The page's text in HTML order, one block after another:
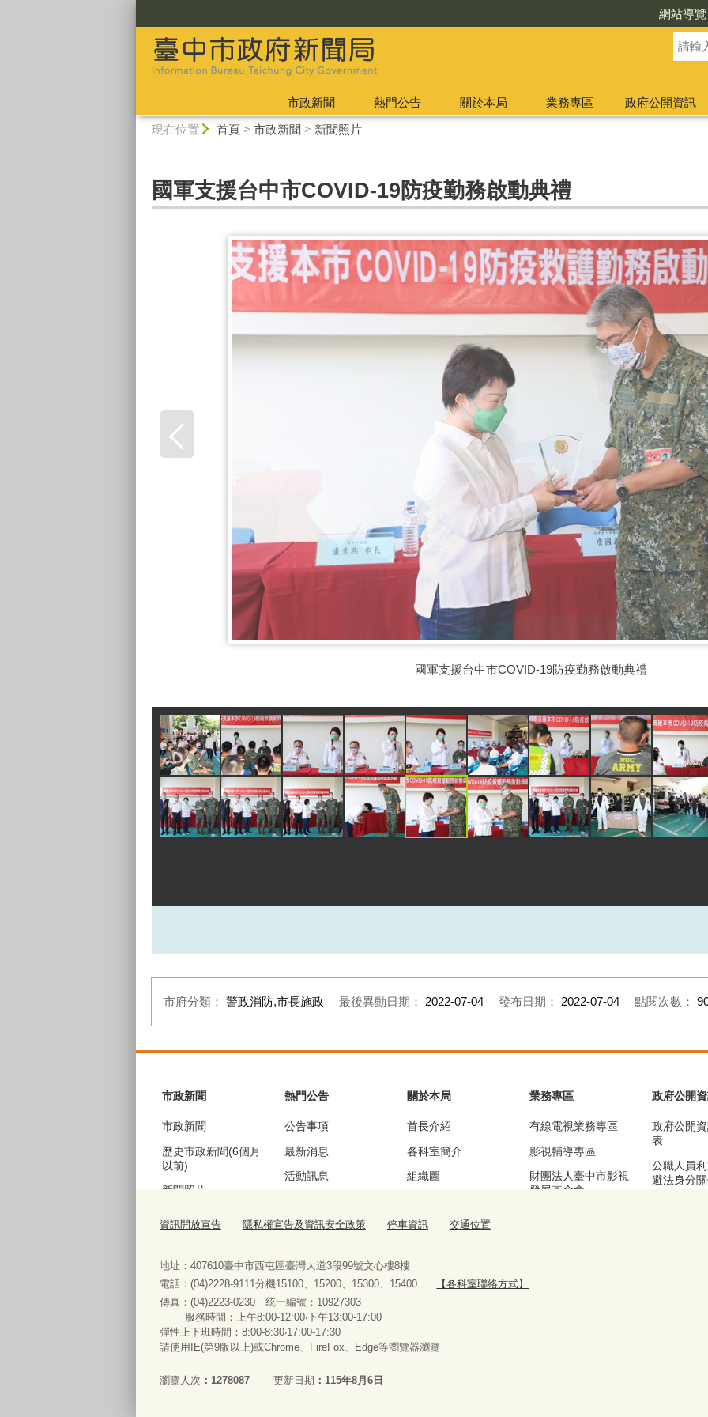
網站導覽
市政新聞 熱門公告 關於本局 業務專區
政府公開資訊
現在位置 首頁> 市政新聞 > 新聞照片
國軍支援台中市COVID-19防疫勤務啟動典禮
國軍支援台中市COVID-19防疫勤務啟動典禮
市府分類： 警政消防,市長施政 最後異動日期： 2022-07-04 發布日期： 2022-07-04 點閱次數：
市政新聞
市政新聞
歷史市政新聞(6個月
以前)
新聞照片
以前)
熱門公告
公告事項
最新消息
活動訊息
公聽會訊息
關於本局
首長介紹
各科室簡介
組織圖
交通位置
業務專區
有線電視業務專區
影視輔導專區
財團法人臺中市影視
發展基金會
政府公開
政府公開
表
公職人員
避法身分
便民服務
法規查詢
表單下載與申辦
資訊開放宣告 隱私權宣告及資訊安全政策 停車資訊 交通位置
地址：407610臺中市西屯區臺灣大道3段99號文心樓8樓
電話：(04)2228-9111分機15100、15200、15300、15400
【各科室聯絡方式】
傳真：(04)2223-0230 統一編號 ： 10927303
服務時間：上午8:00-12:00‧下午13:00-17:00
彈性上下班時間：8:00-8:30‧17:00-17:30
請使用IE(第9版以上)或Chrome、FireFox、Edge等瀏覽器瀏覽
瀏覽人次 1278087 更新日期 115年8月6日